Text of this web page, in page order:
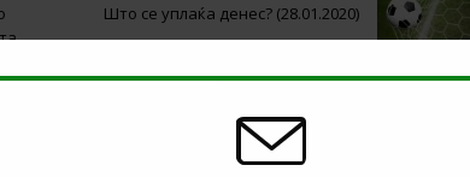
Што се уплаќа денес? (28.01.2020)